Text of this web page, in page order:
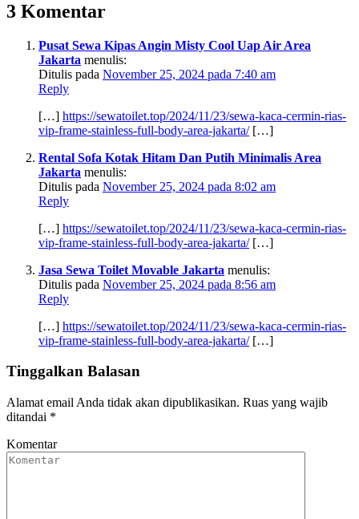
3 Komentar
Pusat Sewa Kipas Angin Misty Cool Uap Air Area
Jakarta menulis:
Ditulis pada November 25, 2024 pada 7:40 am
Reply
[…] https://sewatoilet.top/2024/11/23/sewa-kaca-cermin-rias-
vip-frame-stainless-full-body-area-jakarta/[…]
Rental Sofa Kotak Hitam Dan Putih Minimalis Area
Jakarta menulis:
Ditulis pada November 25, 2024 pada 8:02 am
Reply
[…] https://sewatoilet.top/2024/11/23/sewa-kaca-cermin-rias-
vip-frame-stainless-full-body-area-jakarta/[…]
Jasa Sewa Toilet Movable Jakarta menulis:
Ditulis pada November 25, 2024 pada 8:56 am
Reply
[…] https://sewatoilet.top/2024/11/23/sewa-kaca-cermin-rias-
vip-frame-stainless-full-body-area-jakarta/[…]
Tinggalkan Balasan
Alamat email Anda tidak akan dipublikasikan. Ruas yang wajib
ditandai *
Komentar